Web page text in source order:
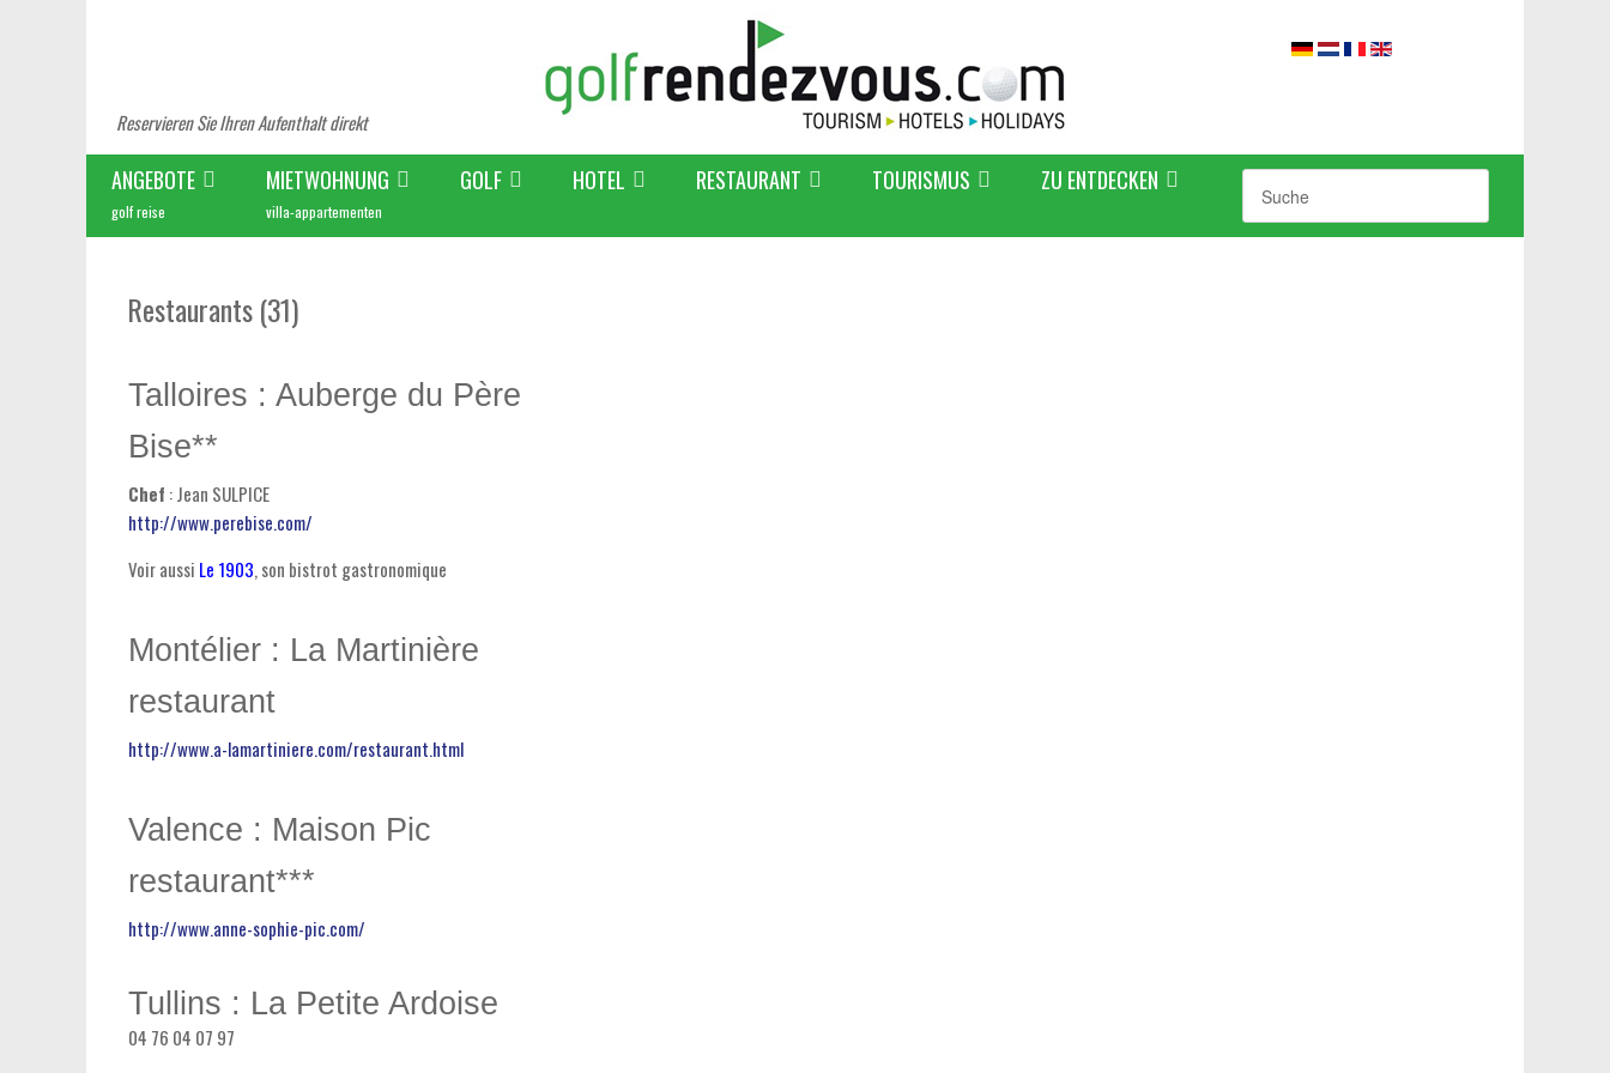
Reservieren Sie Ihren Aufenthalt direkt
ANGEBOTE
golf reise
MIETWOHNUNG
villa-appartementen
GOLF HOTEL RESTAURANT TOURISMUS ZU ENTDECKEN
Restaurants (31)
Talloires : Auberge du Père
Bise**
Chef : Jean SULPICE
http://www.perebise.com/
Voir aussi Le 1903, son bistrot gastronomique
Montélier : La Martinière
restaurant
http://www.a-lamartiniere.com/restaurant.html
Valence : Maison Pic
restaurant***
http://www.anne-sophie-pic.com/
Tullins : La Petite Ardoise
04 76 04 07 97